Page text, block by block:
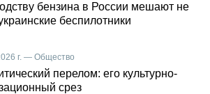
бензина в России мешают не
беспилотники
г. — Общество
перелом: его культурно-
срез